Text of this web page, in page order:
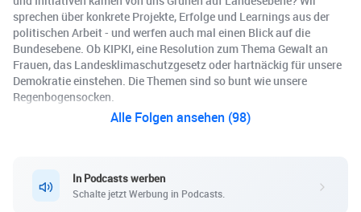
sprechen über konkrete Projekte, Erfolge und Learnings aus der
politischen Arbeit - und werfen auch mal einen Blick auf die
Bundesebene. Ob KIPKI, eine Resolution zum Thema Gewalt an
Frauen, das Landesklimaschutzgesetz oder hartnäckig für unsere
Demokratie einstehen. Die Themen sind so bunt wie unsere
Regenbogensocken.
Alle Folgen ansehen (98)
In Podcasts werben
Schalte jetzt Werbung in Podcasts.